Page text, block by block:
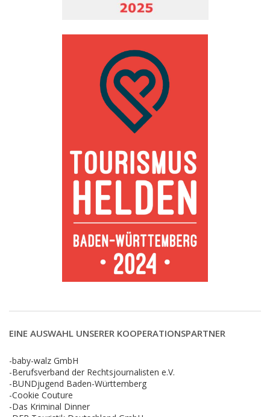
EINE AUSWAHL UNSERER KOOPERATIONSPARTNER
-baby-walz GmbH
-Berufsverband der Rechtsjournalisten e.V.
-BUNDjugend Baden-Württemberg
-Cookie Couture
-Das Kriminal Dinner